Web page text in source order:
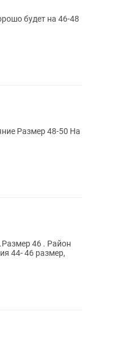
будет на 46-48
46 . Район
44- 46 размер,